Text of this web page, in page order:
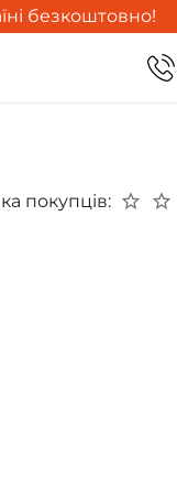
безкоштовно!
покупців: